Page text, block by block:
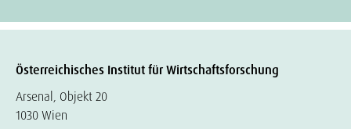
Österreichisches Institut für Wirtschaftsforschung
Arsenal, Objekt 20
1030 Wien